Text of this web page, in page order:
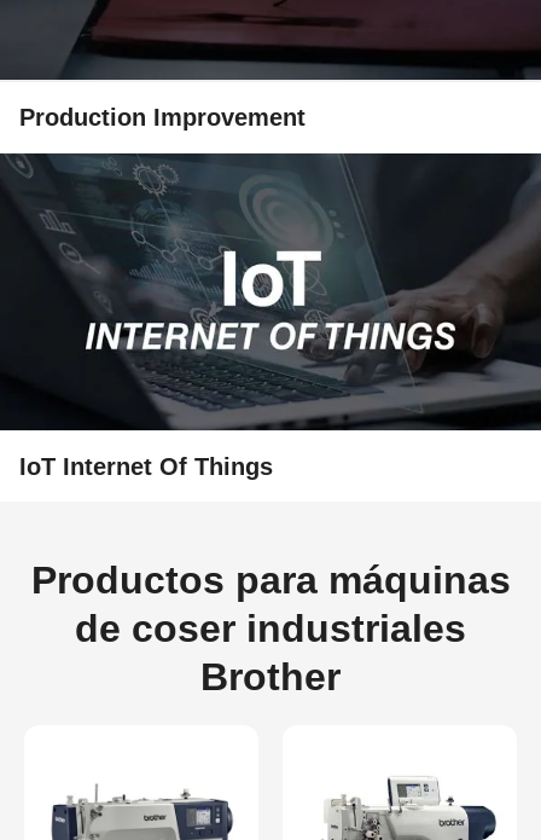
Production Improvement
IoT Internet Of Things
Productos para máquinas
de coser industriales
Brother